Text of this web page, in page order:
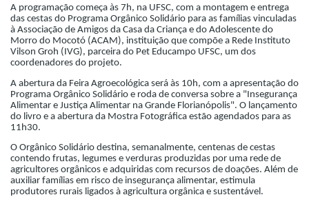
Fale Conosco
A programação começa às 7h, na UFSC, com a montagem e entrega
das cestas do Programa Orgânico Solidário para as famílias vinculadas
à Associação de Amigos da Casa da Criança e do Adolescente do
Morro do Mocotó (ACAM), instituição que compõe a Rede Instituto
Vilson Groh (IVG), parceira do Pet Educampo UFSC, um dos
coordenadores do projeto.
A abertura da Feira Agroecológica será às 10h, com a apresentação do
Programa Orgânico Solidário e roda de conversa sobre a "Insegurança
Alimentar e Justiça Alimentar na Grande Florianópolis". O lançamento
do livro e a abertura da Mostra Fotográfica estão agendados para as
11h30.
O Orgânico Solidário destina, semanalmente, centenas de cestas
contendo frutas, legumes e verduras produzidas por uma rede de
agricultores orgânicos e adquiridas com recursos de doações. Além de
auxiliar famílias em risco de insegurança alimentar, estimula
produtores rurais ligados à agricultura orgânica e sustentável.